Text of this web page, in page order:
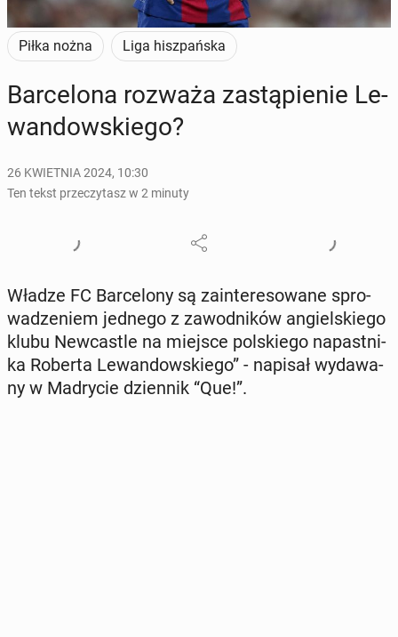
(Fot. Getty Images)
Piłka nożna Liga hiszpańska
Bar­ce­lo­na rozważa za­stą­pie­nie Le­
wan­dow­skie­go?
26 KWIETNIA 2024, 10:30
Ten tekst przeczytasz w 2 minuty
Władze FC Bar­ce­lo­ny są za­in­te­re­so­wa­ne spro­
wa­dze­niem jednego z za­wod­ni­ków an­giel­skie­go
klubu New­ca­stle na miejsce pol­skie­go na­past­ni­
ka Roberta Le­wan­dow­skie­go” - napisał wy­da­wa­
ny w Ma­dry­cie dzien­nik “Que!”.